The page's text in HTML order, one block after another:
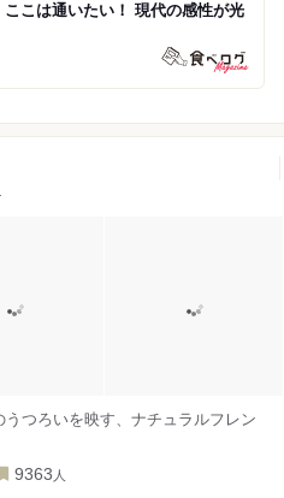
ここは通いたい！ 現代の感性が光
うつろいを映す、ナチュラルフレン
9363 人